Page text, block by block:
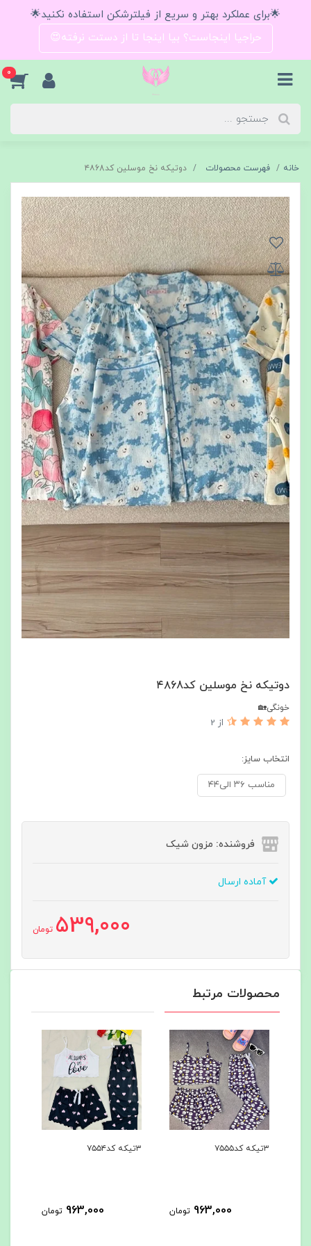
🌟برای عملکرد بهتر و سریع از فیلترشکن استفاده نکنید🌟
حراجیا اینجاست؟ بیا اینجا تا از دستت نرفته😍
0
خانه فهرست محصولات دوتیکه نخ موسلین کد۴۸68
دوتیکه نخ موسلین کد۴۸68
خونگی🏡
از 2
انتخاب سایز:
مناسب ۳۶ الی۴۴
فروشنده: مزون شیک
آماده ارسال
539,000 تومان
محصولات مرتبط
۳تیکه کد۷۵۵۴
963,000 تومان
۳تیکه کد۷۵۵۳
963,000 تومان